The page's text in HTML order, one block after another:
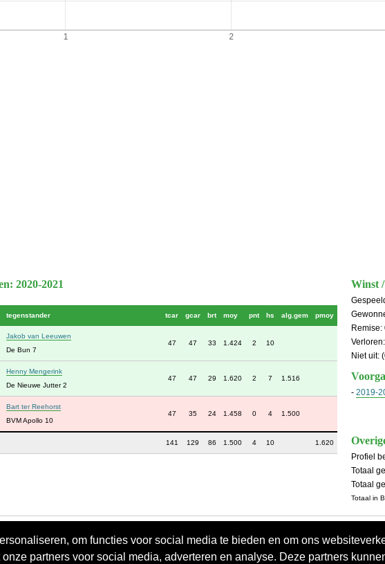
om functies voor social media te bieden en om ons
partners voor social media, adverteren en analyse. Deze partners
2020-2021
tegenstander tcar gcar brt moy pnt hs alg.gem pmoy
Jakob van Leeuwen
De Bun 7
47 47 33 1.424 2 10
Henny Mengerink
De Nieuwe Jutter 2
47 47 29 1.620 2 7 1.516
Bart ter Reehorst
BVM Apollo 10
47 35 24 1.458 0 4 1.500
141 129 86 1.500 4 10 1.620
Winst
Remise:
Niet uit:
- 2019-
Profiel
Totaal
Totaal
Totaal in